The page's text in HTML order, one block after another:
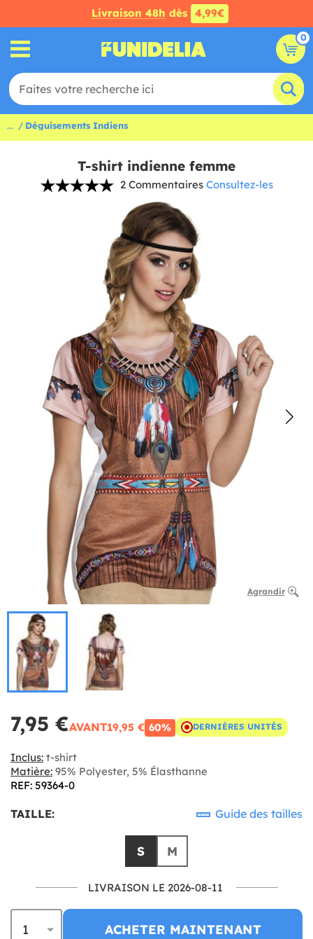
Livraison 48h dès 4,99€
0
... Déguisements Indiens
T-shirt indienne femme
2 Commentaires Consultez-les
Agrandir
7,95 €AVANT19,95 € 60% DERNIÈRES UNITÉS
Inclus: t-shirt
Matière: 95% Polyester, 5% Élasthanne
REF: 59364-0
TAILLE: Guide des tailles
S M
LIVRAISON LE 2026-08-11
ACHETER MAINTENANT